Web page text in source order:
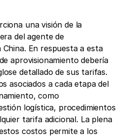
una visión de la
del agente de
En respuesta a esta
aprovisionamiento debería
detallado de sus tarifas.
asociados a cada etapa del
como
logística, procedimientos
tarifa adicional. La plena
costos permite a los